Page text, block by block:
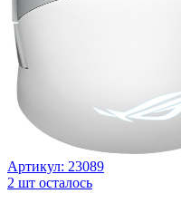
Артикул: 23089
2 шт осталось